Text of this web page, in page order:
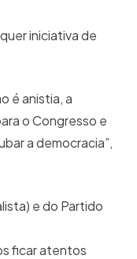
iniciativa de
é anistia, a
o Congresso e
a democracia”,
e do Partido
ficar atentos